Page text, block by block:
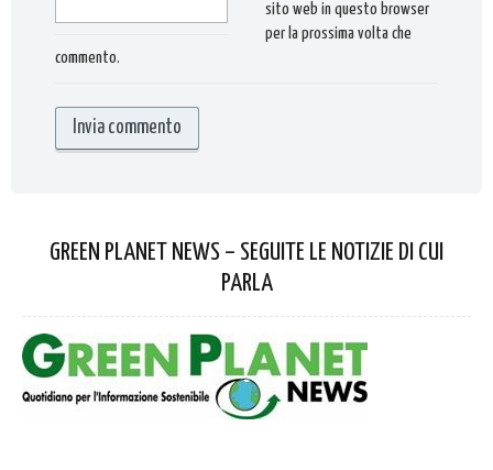
sito web in questo browser
per la prossima volta che
commento.
GREEN PLANET NEWS – SEGUITE LE NOTIZIE DI CUI
PARLA